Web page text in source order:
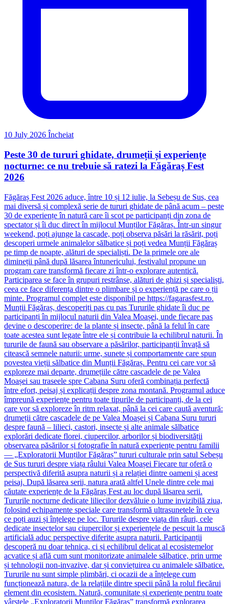
10 July 2026 Încheiat
Peste 30 de tururi ghidate, drumeții și experiențe
nocturne: ce nu trebuie să ratezi la Făgăraș Fest
2026
Făgăraș Fest 2026 aduce, între 10 și 12 iulie, la Sebeșu de Sus, cea
mai diversă și complexă serie de tururi ghidate de până acum – peste
30 de experiențe în natură care îi scot pe participanți din zona de
spectator și îi duc direct în mijlocul Munților Făgăraș. Într-un singur
weekend, poți ajunge la cascade, poți observa păsări la răsărit, poți
descoperi urmele animalelor sălbatice și poți vedea Munții Făgăraș
pe timp de noapte, alături de specialiști. De la primele ore ale
dimineții până după lăsarea întunericului, festivalul propune un
program care transformă fiecare zi într-o explorare autentică.
Participarea se face în grupuri restrânse, alături de ghizi și specialiști,
ceea ce face diferența dintre o plimbare și o experiență pe care o ții
minte. Programul complet este disponibil pe https://fagarasfest.ro.
Munții Făgăraș, descoperiți pas cu pas Tururile ghidate îi duc pe
participanți în mijlocul naturii din Valea Moașei, unde fiecare pas
devine o descoperire: de la plante și insecte, până la felul în care
toate acestea sunt legate între ele și contribuie la echilibrul naturii. În
tururile de faună sau observare a păsărilor, participanții învață să
citească semnele naturii: urme, sunete și comportamente care spun
povestea vieții sălbatice din Munții Făgăraș. Pentru cei care vor să
exploreze mai departe, drumețiile către cascadele de pe Valea
Moașei sau traseele spre Cabana Suru oferă combinația perfectă
între efort, peisaj și explicații despre zona montană. Programul aduce
împreună experiențe pentru toate tipurile de participanți, de la cei
care vor să exploreze în ritm relaxat, până la cei care caută aventură:
drumeții către cascadele de pe Valea Moașei și Cabana Suru tururi
despre faună – lilieci, castori, insecte și alte animale sălbatice
explorări dedicate florei, ciupercilor, arborilor și biodiversității
observarea păsărilor și fotografie în natură experiențe pentru familii
— „Exploratorii Munților Făgăraș” tururi culturale prin satul Sebeșu
de Sus tururi despre viața râului Valea Moașei Fiecare tur oferă o
perspectivă diferită asupra naturii și a relației dintre oameni și acest
peisaj. După lăsarea serii, natura arată altfel Unele dintre cele mai
căutate experiențe de la Făgăraș Fest au loc după lăsarea serii.
Tururile nocturne dedicate liliecilor dezvăluie o lume invizibilă ziua,
folosind echipamente speciale care transformă ultrasunetele în ceva
ce poți auzi și înțelege pe loc. Tururile despre viața din râuri, cele
dedicate insectelor sau ciupercilor și experiențele de pescuit la muscă
artificială aduc perspective diferite asupra naturii. Participanții
descoperă nu doar tehnica, ci și echilibrul delicat al ecosistemelor
acvatice și află cum sunt monitorizate animalele sălbatice, prin urme
și tehnologii non-invazive, dar și conviețuirea cu animalele sălbatice.
Tururile nu sunt simple plimbări, ci ocazii de a înțelege cum
funcționează natura, de la relațiile dintre specii până la rolul fiecărui
element din ecosistem. Natură, comunitate și experiențe pentru toate
vârstele „Exploratorii Munților Făgăraș” transformă explorarea